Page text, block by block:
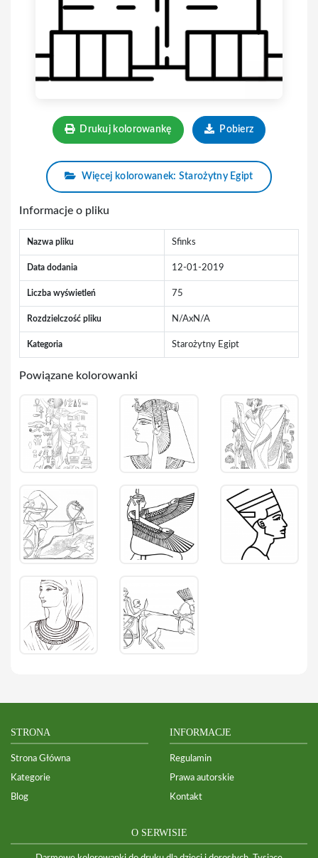
Drukuj kolorowankę Pobierz
Więcej kolorowanek: Starożytny Egipt
Informacje o pliku
Nazwa pliku Sfinks
Data dodania 12-01-2019
Liczba wyświetleń 75
Rozdzielczość pliku N/AxN/A
Kategoria Starożytny Egipt
Powiązane kolorowanki
STRONA
Strona Główna
Kategorie
Blog
INFORMACJE
Regulamin
Prawa autorskie
Kontakt
O SERWISIE